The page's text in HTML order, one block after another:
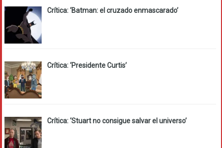
Crítica: ‘Batman: el cruzado enmascarado’
Crítica: ‘Presidente Curtis’
Crítica: ‘Stuart no consigue salvar el universo’